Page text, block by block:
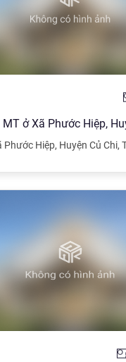
Phước Hiệp, Huyện Củ Chi,